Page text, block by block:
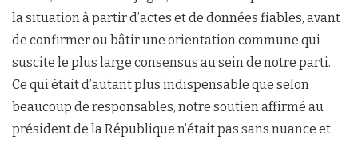
la situation à partir d’actes et de données fiables, avant
de confirmer ou bâtir une orientation commune qui
suscite le plus large consensus au sein de notre parti.
Ce qui était d’autant plus indispensable que selon
beaucoup de responsables, notre soutien affirmé au
président de la République n’était pas sans nuance et